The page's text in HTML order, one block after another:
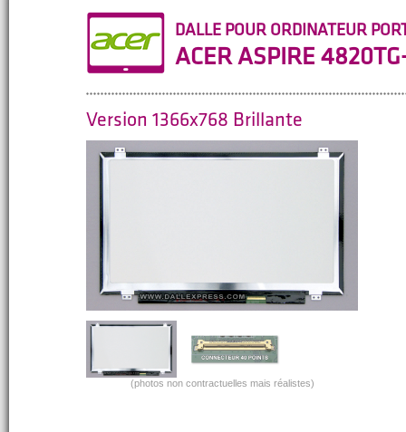
DALLE POUR ORDINATEUR
ACER ASPIRE
Version 1366x768 Brillante
(photos non contractuelles mais réalistes)